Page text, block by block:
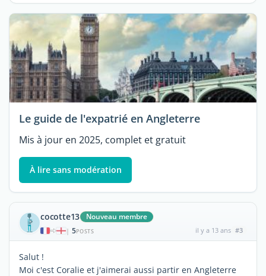
Le guide de l'expatrié en Angleterre
Mis à jour en 2025, complet et gratuit
À lire sans modération
cocotte13 Nouveau membre
| 5POSTS il y a 13 ans #3
Salut !
Moi c'est Coralie et j'aimerai aussi partir en Angleterre